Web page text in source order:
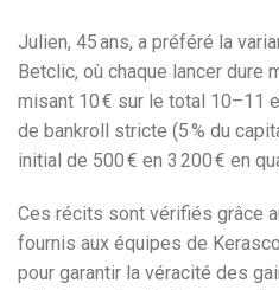
Julien, 45 ans, a préféré la
Betclic, où chaque lancer dure
misant 10 € sur le total 10–11
de bankroll stricte (5 % du
initial de 500 € en 3 200 € en
Ces récits sont vérifiés grâce
fournis aux équipes de
pour garantir la véracité des